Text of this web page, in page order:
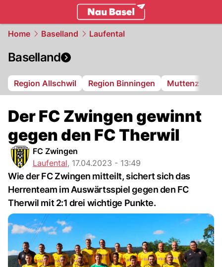
Home Baselland Laufental
Baselland
Region Allschwil Region Binningen Muttenz
Der FC Zwingen gewinnt
gegen den FC Therwil
FC Zwingen
Laufental, 17.04.2023 - 13:49
Wie der FC Zwingen mitteilt, sichert sich das
Herrenteam im Auswärtsspiel gegen den FC
Therwil mit 2:1 drei wichtige Punkte.